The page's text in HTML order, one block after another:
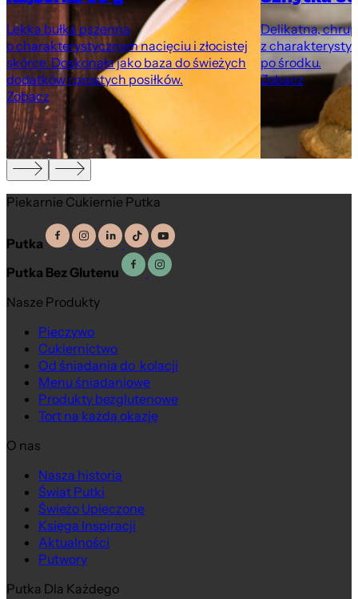
Lekka bułka pszenna
o charakterystycznym nacięciu i złocistej
skórce. Doskonała jako baza do świeżych
dodatków i prostych posiłków.
Zobacz
Delikatna,
z
po środku.
Zobacz
Piekarnie Cukiernie Putka
Putka
Putka Bez Glutenu
Nasze Produkty
Pieczywo
Cukiernictwo
Od śniadania do kolacji
Menu śniadaniowe
Produkty bezglutenowe
Tort na każdą okazję
O nas
Nasza historia
Świat Putki
Świeżo Upieczone
Księga Inspiracji
Aktualności
Putwory
Putka Dla Każdego